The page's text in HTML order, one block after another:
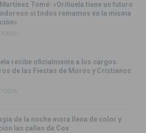
Tomé: «Orihuela tiene un futuro
si todos remamos en la misma
2026
recibe oficialmente a los cargos
de las Fiestas de Moros y Cristianos
2026
de la noche mora llena de color y
las calles de Cox